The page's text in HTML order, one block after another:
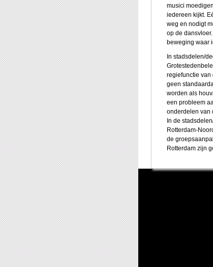
musici
iedereen kijkt.
weg en nodigt
op de
beweging waar
In stadsdelen/
regiefunctie van
geen
worden als
een probleem
onderdelen van
In de
Rotterdam-
de
Rotterdam zijn